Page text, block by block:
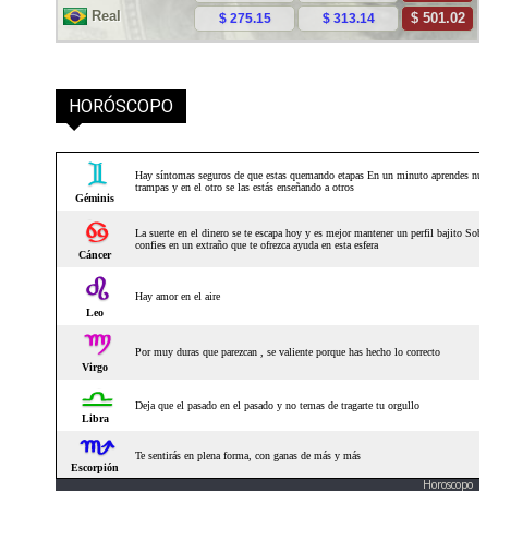
HORÓSCOPO
Horoscopo